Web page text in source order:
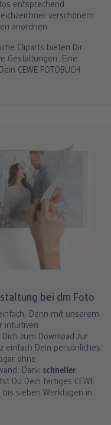
entsprechend
verschönern
anordnen.
Cliparts bieten Dir
Gestaltungen. Eine
CEWE FOTOBUCH
bei dm Foto
Denn mit unserem
intuitiven
zum Download zur
einfach Dein persönliches
ohne
Dank schneller
Du Dein fertiges CEWE
bis sieben Werktagen in